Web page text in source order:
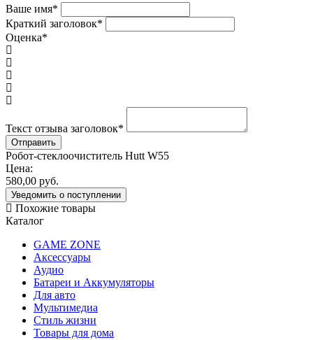
Ваше имя*
Краткий заголовок*
Оценка*
Текст отзыва заголовок*
Робот-стеклоочиститель Hutt W55
Цена:
580,00 руб.
Уведомить о поступлении
Похожие товары
Каталог
GAME ZONE
Аксессуары
Аудио
Батареи и Аккумуляторы
Для авто
Мультимедиа
Стиль жизни
Товары для дома